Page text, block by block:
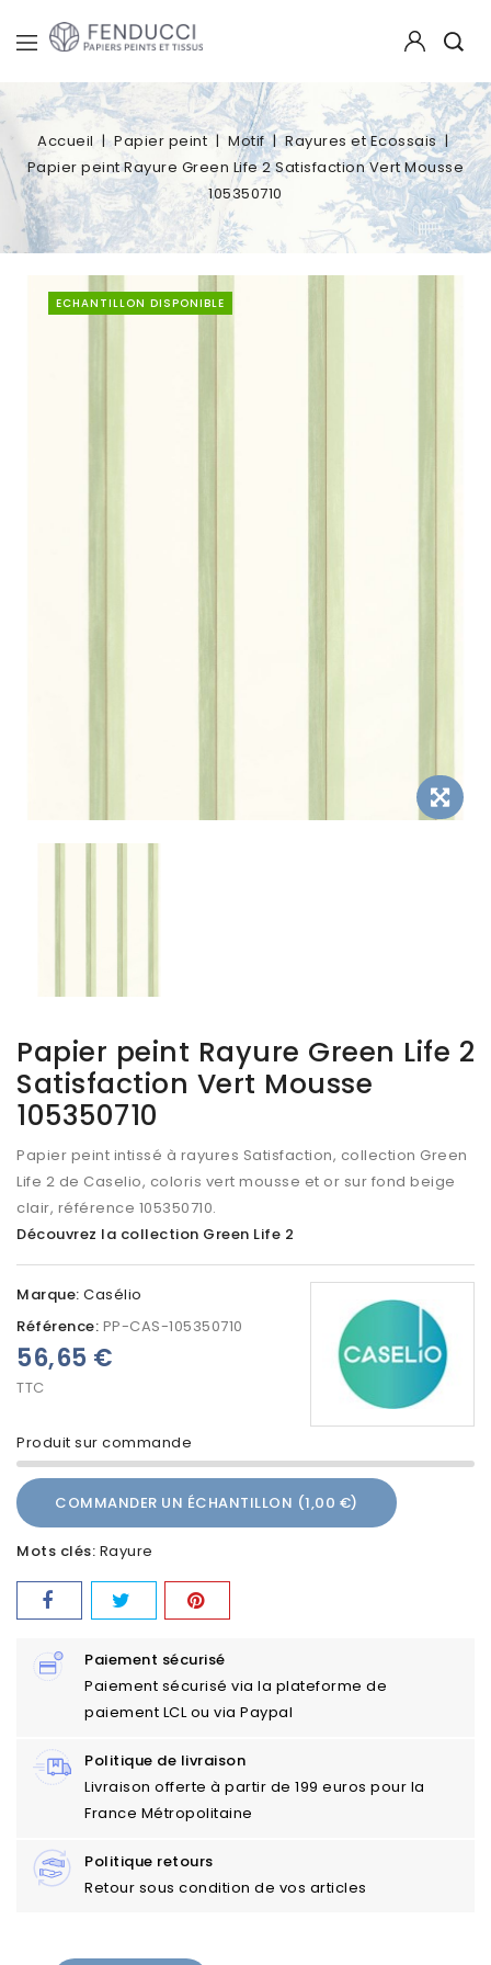
Accueil Papier peint Motif
Rayures et Ecossais
Papier peint Rayure Green Life 2 Satisfaction Vert Mousse
105350710
ECHANTILLON DISPONIBLE
Papier peint Rayure Green Life 2
Satisfaction Vert Mousse
105350710
Papier peint intissé à rayures Satisfaction, collection Green
Life 2 de Caselio, coloris vert mousse et or sur fond beige
clair, référence 105350710.
Découvrez la collection Green Life 2
Marque: Casélio
Référence: PP-CAS-105350710
Produit sur commande
56,65 €
TTC
COMMANDER UN ÉCHANTILLON (1,00 €)
Mots clés: Rayure
Paiement sécurisé
Paiement sécurisé via la plateforme de
paiement LCL ou via Paypal
Politique de livraison
Livraison offerte à partir de 199 euros pour la
France Métropolitaine
Politique retours
Retour sous condition de vos articles